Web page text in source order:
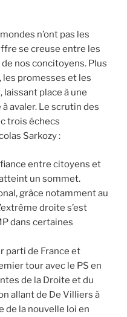
n’ont pas les
se creuse entre les
nos concitoyens. Plus
les promesses et les
place à une
avaler. Le scrutin des
trois échecs
Sarkozy :
entre citoyens et
un sommet.
grâce notamment au
droite s’est
dans certaines
parti de France et
tour avec le PS en
de la Droite et du
allant de De Villiers à
de la nouvelle loi en